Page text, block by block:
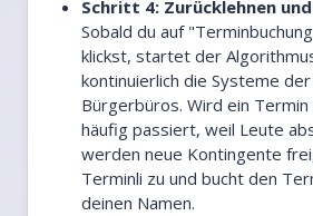
Schritt 4: Zurücklehnen
Sobald du auf
klickst, startet der
kontinuierlich die Systeme
Bürgerbüros. Wird ein
häufig passiert, weil Leute
werden neue Kontingente
Terminli zu und bucht den
deinen Namen.